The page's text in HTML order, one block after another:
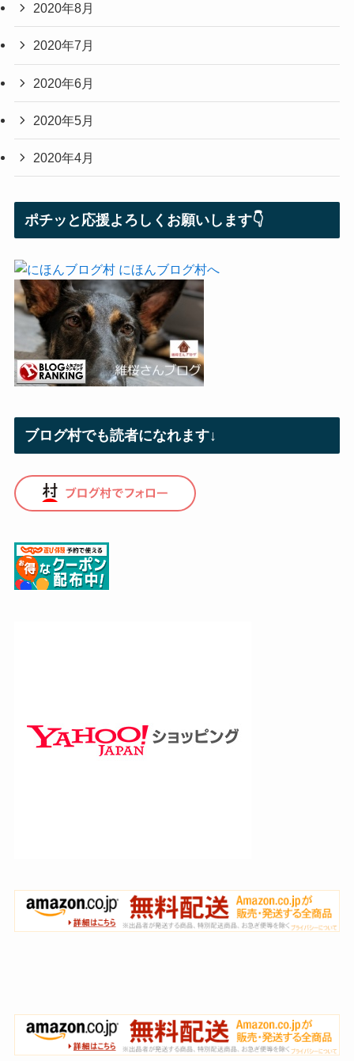
2020年8月
2020年7月
2020年6月
2020年5月
2020年4月
ポチッと応援よろしくお願いします👇
ブログ村でも読者になれます↓